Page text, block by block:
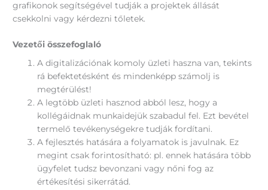
grafikonok segítségével tudják a projektek állását
csekkolni vagy kérdezni tőletek.
Vezetői összefoglaló
A digitalizációnak komoly üzleti haszna van, tekints
rá befektetésként és mindenképp számolj is
megtérülést!
A legtöbb üzleti hasznod abból lesz, hogy a
kollégáidnak munkaidejük szabadul fel. Ezt bevétel
termelő tevékenységekre tudják fordítani.
A fejlesztés hatására a folyamatok is javulnak. Ez
megint csak forintosítható: pl. ennek hatására több
ügyfelet tudsz bevonzani vagy nőni fog az
értékesítési sikerrátád.